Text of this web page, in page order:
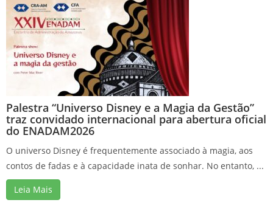
Palestra “Universo Disney e a Magia da Gestão”
traz convidado internacional para abertura oficial
do ENADAM2026
O universo Disney é frequentemente associado à magia, aos
contos de fadas e à capacidade inata de sonhar. No entanto, ...
Leia Mais